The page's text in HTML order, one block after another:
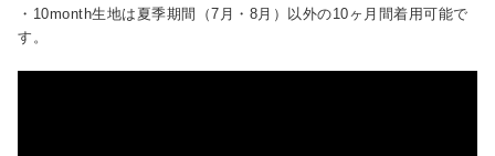
・10month生地は夏季期間（7月・8月）以外の10ヶ月間着用可能で
す。